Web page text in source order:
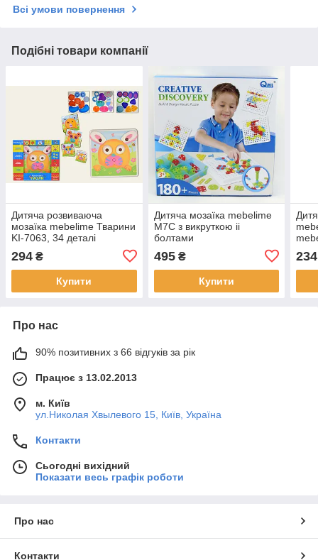
Всі умови повернення
Подібні товари компанії
Дитяча розвиваюча
мозаїка mebelime Тварини
KI-7063, 34 деталі
294 ₴
Купити
Дитяча мозаїка mebelime
M7C з викруткою іі
болтами
495₴
Купити
234
Про нас
90% позитивних з 66 відгуків за рік
Працює з 13.02.2013
м. Київ
ул.Николая Хвылевого 15, Київ, Україна
Контакти
Сьогодні вихідний
Показати весь графік роботи
Про нас
Контакти